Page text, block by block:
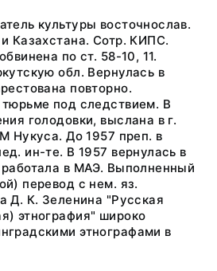
культуры восточнослав.
Казахстана. Сотр. КИПС.
по ст. 58-10, 11.
обл. Вернулась в
повторно.
под следствием. В
голодовки, выслана в г.
Нукуса. До 1957 преп. в
ин-те. В 1957 вернулась в
в МАЭ. Выполненный
перевод с нем. яз.
Д. К. Зеленина "Русская
этнография" широко
этнографами в